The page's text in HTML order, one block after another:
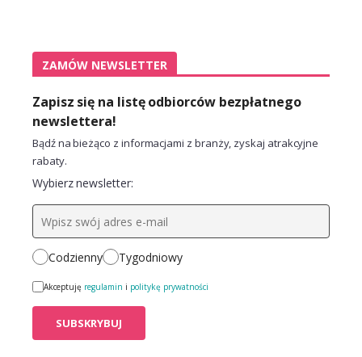
ZAMÓW NEWSLETTER
Zapisz się na listę odbiorców bezpłatnego
newslettera!
Bądź na bieżąco z informacjami z branży, zyskaj atrakcyjne
rabaty.
Wybierz newsletter:
Codzienny Tygodniowy
Akceptuję regulamin i politykę prywatności